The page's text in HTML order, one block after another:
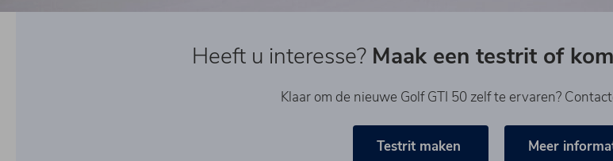
Heeft u interesse? Maak een testrit of
Klaar om de nieuwe Golf GTI 50 zelf te ervaren?
Testrit maken Meer